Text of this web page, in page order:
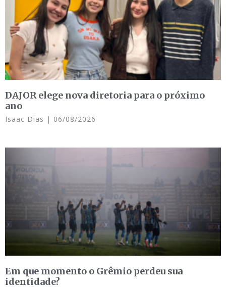
DAJOR elege nova diretoria para o próximo
ano
Isaac Dias 06/08/2026
Em que momento o Grêmio perdeu sua
identidade?